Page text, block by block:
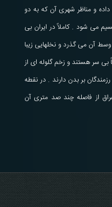
و مناظر شهری آن که به دو
می شود . کاملاً در ایران بی
آن می گذرد و نخلهایی زیبا
بی سر هستند و زخم گلوله ای از
بر بدن دارند . در نقطه
از فاصله چند صد متری آن